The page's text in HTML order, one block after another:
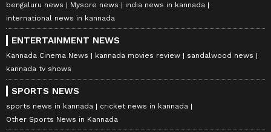
bengaluru news
Mysore news
india news in kannada
international news in kannada
ENTERTAINMENT NEWS
Kannada Cinema News kannada movies review
sandalwood news
kannada tv shows
SPORTS NEWS
sports news in kannada
cricket news in kannada
Other Sports News in Kannada